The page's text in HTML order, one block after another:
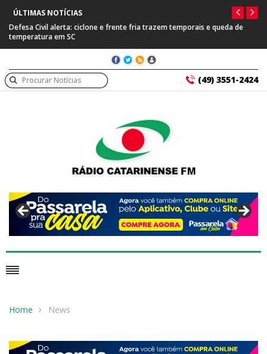
ÚLTIMAS NOTÍCIAS
Defesa Civil alerta: ciclone e frente fria trazem temporais e queda de
temperatura em SC
(49) 3551-2424
Home News